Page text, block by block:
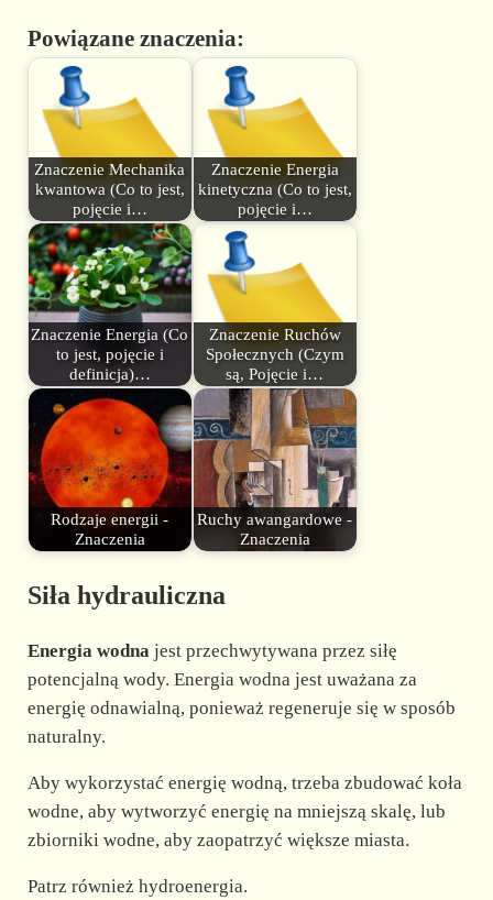
Powiązane znaczenia:
Znaczenie Mechanika
kwantowa (Co to jest,
pojęcie i…
Znaczenie Energia
kinetyczna (Co to jest,
pojęcie i…
Znaczenie Energia (Co
to jest, pojęcie i
definicja)…
Znaczenie Ruchów
Społecznych (Czym
są, Pojęcie i…
Rodzaje energii -
Znaczenia
Ruchy awangardowe -
Znaczenia
Siła hydrauliczna
Energia wodnajest przechwytywana przez siłę
potencjalną wody. Energia wodna jest uważana za
energię odnawialną, ponieważ regeneruje się w sposób
naturalny.
Aby wykorzystać energię wodną, trzeba zbudować koła
wodne, aby wytworzyć energię na mniejszą skalę, lub
zbiorniki wodne, aby zaopatrzyć większe miasta.
Patrz również hydroenergia.